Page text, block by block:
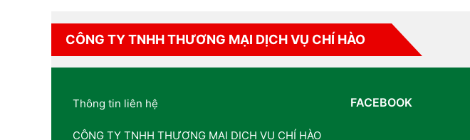
CÔNG TY TNHH THƯƠNG MẠI DỊCH VỤ CHÍ HÀO
Thông tin liên hệ
CÔNG TY TNHH THƯƠNG MẠI DỊCH VỤ CHÍ HÀO
FACEBOOK